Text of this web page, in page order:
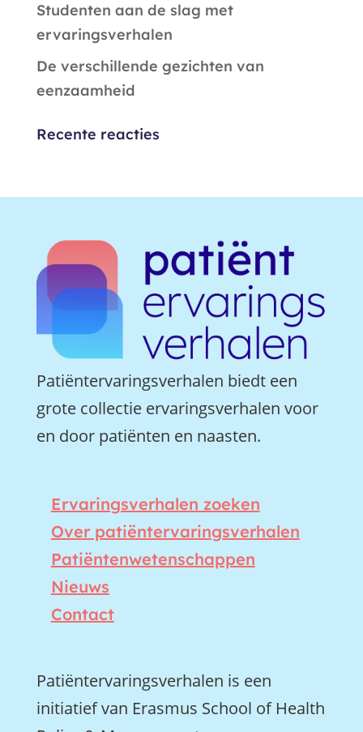
Studenten aan de slag met
ervaringsverhalen
De verschillende gezichten van
eenzaamheid
Recente reacties
Patiëntervaringsverhalen biedt een
grote collectie ervaringsverhalen voor
en door patiënten en naasten.
Ervaringsverhalen zoeken
Over patiëntervaringsverhalen
Patiëntenwetenschappen
Nieuws
Contact
Patiëntervaringsverhalen is een
initiatief van Erasmus School of Health